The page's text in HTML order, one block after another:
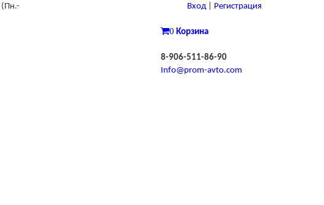
(Пн.-
Вход Регистрация
0 Корзина
8-906-511-86-90
Info@prom-avto.com